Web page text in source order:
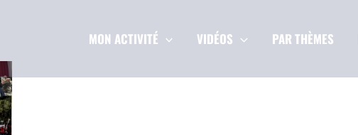
MON ACTIVITÉ VIDÉOS PAR THÈMES